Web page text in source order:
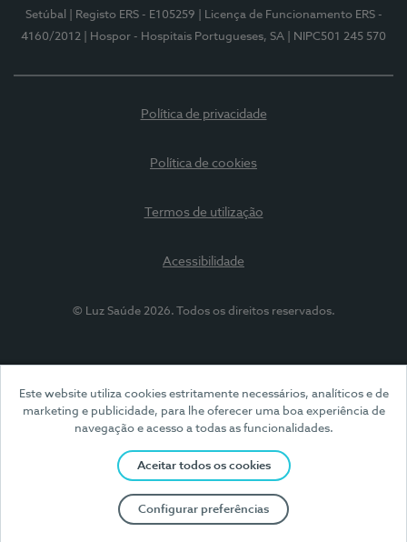
Este website utiliza cookies estritamente necessários, analíticos e de
marketing e publicidade, para lhe oferecer uma boa experiência de
navegação e acesso a todas as funcionalidades.
Aceitar todos os cookies
Configurar preferências
Setúbal
| Registo ERS - E105259
| Licença de Funcionamento ERS -
4160/2012
| Hospor - Hospitais Portugueses, SA | NIPC501 245 570
Política de privacidade
Política de cookies
Termos de utilização
Acessibilidade
© Luz Saúde 2026. Todos os direitos reservados.